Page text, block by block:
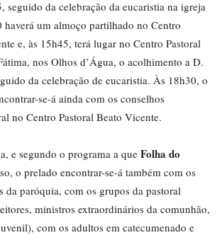
seguido da celebração da eucaristia na igreja
haverá um almoço partilhado no Centro
e, às 15h45, terá lugar no Centro Pastoral
nos Olhos d’Água, o acolhimento a D.
da celebração de eucaristia. Às 18h30, o
se-á ainda com os conselhos
no Centro Pastoral Beato Vicente.
e segundo o programa a que Folha do
o prelado encontrar-se-á também com os
da paróquia, com os grupos da pastoral
ministros extraordinários da comunhão,
com os adultos em catecumenado e